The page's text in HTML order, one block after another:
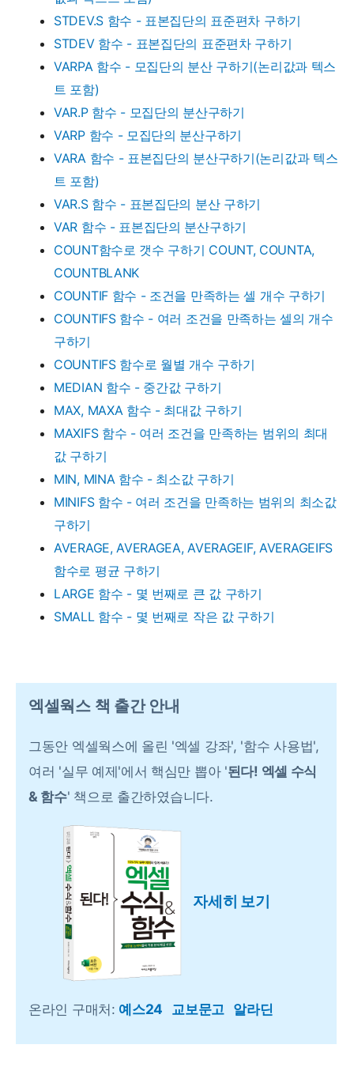
STDEV.S 함수 - 표본집단의 표준편차 구하기
STDEV 함수 - 표본집단의 표준편차 구하기
VARPA 함수 - 모집단의 분산 구하기(논리값과 텍스
트 포함)
VAR.P 함수 - 모집단의 분산구하기
VARP 함수 - 모집단의 분산구하기
VARA 함수 - 표본집단의 분산구하기(논리값과 텍스
트 포함)
VAR.S 함수 - 표본집단의 분산 구하기
VAR 함수 - 표본집단의 분산구하기
COUNT함수로 갯수 구하기 COUNT, COUNTA,
COUNTBLANK
COUNTIF 함수 - 조건을 만족하는 셀 개수 구하기
COUNTIFS 함수 - 여러 조건을 만족하는 셀의 개수
구하기
COUNTIFS 함수로 월별 개수 구하기
MEDIAN 함수 - 중간값 구하기
MAX, MAXA 함수 - 최대값 구하기
MAXIFS 함수 - 여러 조건을 만족하는 범위의 최대
값 구하기
MIN, MINA 함수 - 최소값 구하기
MINIFS 함수 - 여러 조건을 만족하는 범위의 최소값
구하기
AVERAGE, AVERAGEA, AVERAGEIF, AVERAGEIFS
함수로 평균 구하기
LARGE 함수 - 몇 번째로 큰 값 구하기
SMALL 함수 - 몇 번째로 작은 값 구하기
엑셀웍스 책 출간 안내
그동안 엑셀웍스에 올린 '엑셀 강좌', '함수 사용법',
여러 '실무 예제'에서 핵심만 뽑아 '된다! 엑셀 수식
& 함수' 책으로 출간하였습니다.
자세히 보기
온라인 구매처: 예스24 교보문고 알라딘